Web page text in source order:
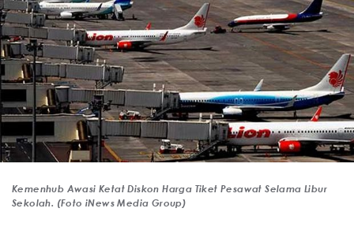
Kemenhub Awasi Ketat Diskon Harga Tiket Pesawat Selama Libur
Sekolah. (Foto iNews Media Group)